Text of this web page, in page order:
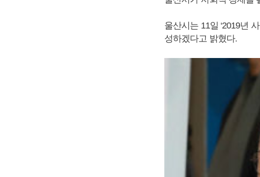
울산시는 11일 ‘2019년
성하겠다고 밝혔다.